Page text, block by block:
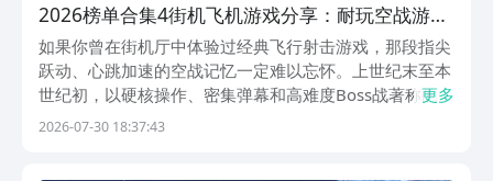
2026榜单合集4街机飞机游戏分享：耐玩空战游戏
before_2
如果你曾在街机厅中体验过经典飞行射击游戏，那段指尖
跃动、心跳加速的空战记忆一定难以忘怀。上世纪末至本
世纪初，以硬核操作、密集弹幕和高难度Boss战著称的飞
机类街机游戏，曾是 arcade 场所当之无愧的人气核心。
更多
2026-07-30 18:37:43